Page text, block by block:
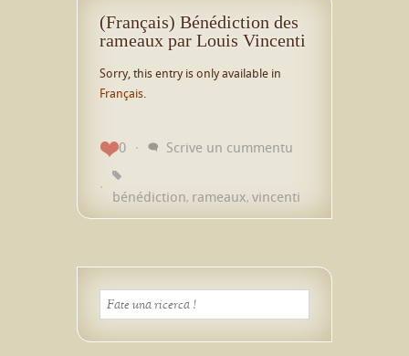
(Français) Bénédiction des
rameaux par Louis Vincenti
Sorry, this entry is only available in
Français
0 Scrive un cummentu
bénédiction, rameaux, vincenti